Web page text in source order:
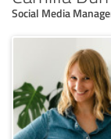
Social Media